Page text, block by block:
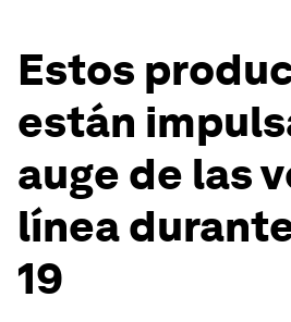
Estos
están
auge de las
línea
19